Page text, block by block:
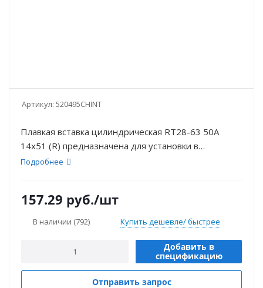
Артикул: 520495CHINT
Плавкая вставка цилиндрическая RT28-63 50A
14х51 (R) предназначена для установки в
предохранители и применения в сетях
Подробнее
157.29 руб./шт
В наличии (792) Купить дешевле/ быстрее
Добавить в
спецификацию
Отправить запрос